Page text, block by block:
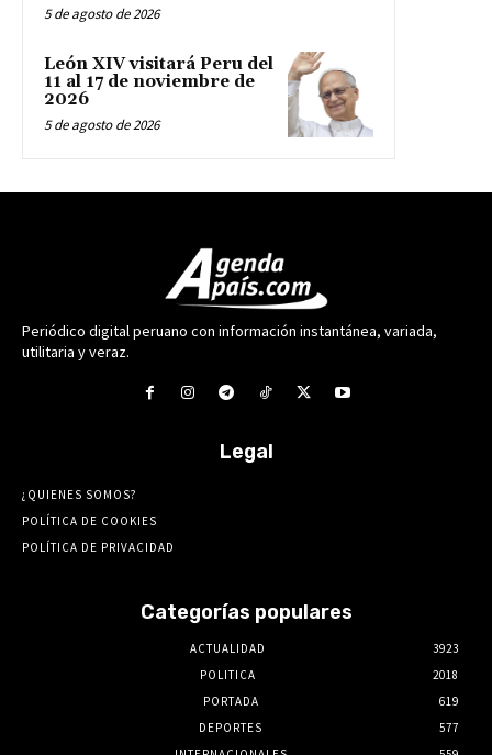
5 de agosto de 2026
León XIV visitará Peru del
11 al 17 de noviembre de
2026
5 de agosto de 2026
Periódico digital peruano con información instantánea, variada,
utilitaria y veraz.
Legal
¿QUIENES SOMOS?
POLÍTICA DE COOKIES
POLÍTICA DE PRIVACIDAD
Categorías populares
ACTUALIDAD
3923
POLITICA
2018
PORTADA
619
DEPORTES
577